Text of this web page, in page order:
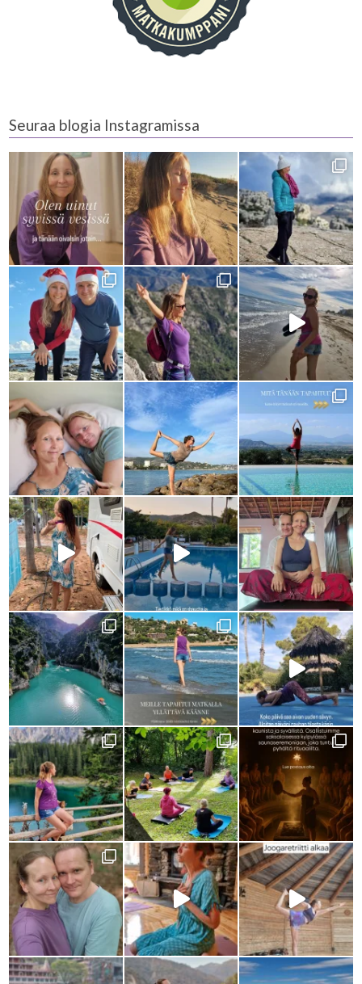
Seuraa blogia Instagramissa